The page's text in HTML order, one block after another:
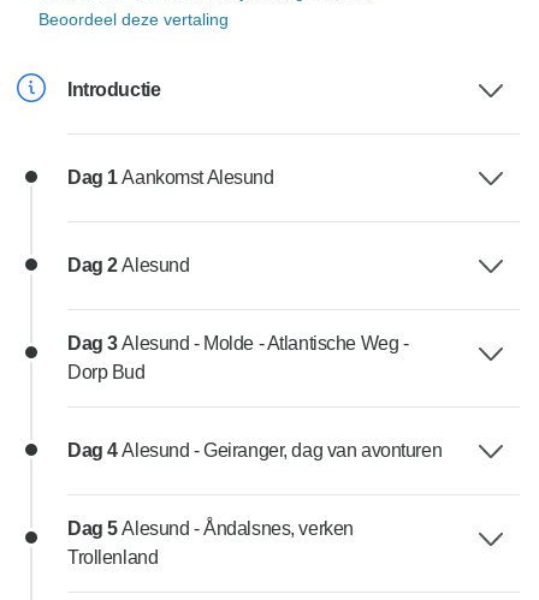
Beoordeel deze vertaling
Introductie
Dag 1Aankomst Alesund
Dag 2Alesund
Dag 3Alesund - Molde - Atlantische Weg -
Dorp Bud
Dag 4Alesund - Geiranger, dag van avonturen
Dag 5Alesund - Åndalsnes, verken
Trollenland